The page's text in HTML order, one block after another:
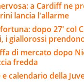
a Cardiff ne
lancia l'allarme
dopo 27' col
i giallorossi
di mercato dopo
fredda
calendario della